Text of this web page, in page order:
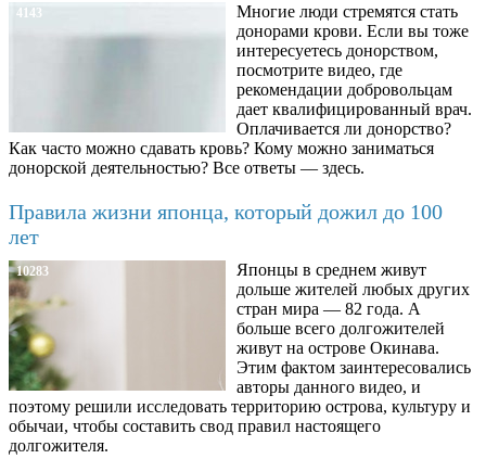
4143
Многие люди стремятся стать
донорами крови. Если вы тоже
интересуетесь донорством,
посмотрите видео, где
рекомендации добровольцам
дает квалифицированный врач.
Оплачивается ли донорство?
Как часто можно сдавать кровь? Кому можно заниматься
донорской деятельностью? Все ответы — здесь.
Правила жизни японца, который дожил до 100
лет
10283
Японцы в среднем живут
дольше жителей любых других
стран мира — 82 года. А
больше всего долгожителей
живут на острове Окинава.
Этим фактом заинтересовались
авторы данного видео, и
поэтому решили исследовать территорию острова, культуру и
обычаи, чтобы составить свод правил настоящего
долгожителя.